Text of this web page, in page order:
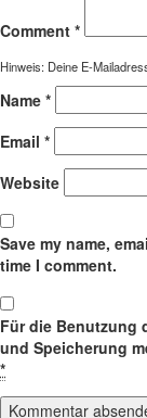
Comment *
Hinweis: Deine E-
Name *
Email *
Website
Save my name,
time I comment.
Für die Benutzung
und Speicherung
*